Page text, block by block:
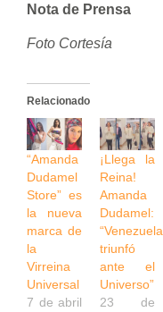
Nota de Prensa
Foto Cortesía
Relacionado
“Amanda
Dudamel
Store” es
la nueva
marca de
la
Virreina
Universal
7 de abril
¡Llega la
Reina!
Amanda
Dudamel:
“Venezuela
triunfó
ante el
Universo”
23 de